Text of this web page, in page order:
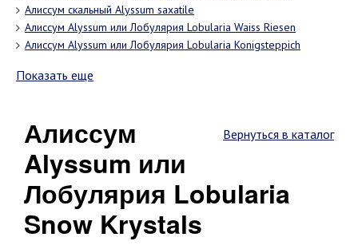
Алиссум скальный Alyssum saxatile
Алиссум Alyssum или Лобулярия Lobularia Waiss Riesen
Алиссум Alyssum или Лобулярия Lobularia Konigsteppich
Показать еще
Вернуться в каталог
Алиссум
Alyssum или
Лобулярия Lobularia
Snow Krystals